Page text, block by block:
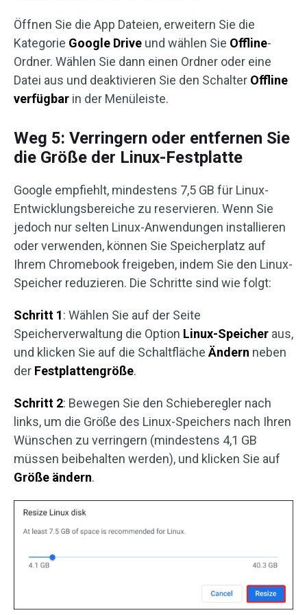
Öffnen Sie die App Dateien, erweitern Sie die
Kategorie Google Drive und wählen Sie Offline-
Ordner. Wählen Sie dann einen Ordner oder eine
Datei aus und deaktivieren Sie den Schalter Offline
verfügbar in der Menüleiste.
Weg 5: Verringern oder entfernen Sie
die Größe der Linux-Festplatte
Google empfiehlt, mindestens 7,5 GB für Linux-
Entwicklungsbereiche zu reservieren. Wenn Sie
jedoch nur selten Linux-Anwendungen installieren
oder verwenden, können Sie Speicherplatz auf
Ihrem Chromebook freigeben, indem Sie den Linux-
Speicher reduzieren. Die Schritte sind wie folgt:
Schritt 1: Wählen Sie auf der Seite
Speicherverwaltung die Option Linux-Speicher aus,
und klicken Sie auf die Schaltfläche Ändern neben
der Festplattengröße.
Schritt 2: Bewegen Sie den Schieberegler nach
links, um die Größe des Linux-Speichers nach Ihren
Wünschen zu verringern (mindestens 4,1 GB
müssen beibehalten werden), und klicken Sie auf
Größe ändern.